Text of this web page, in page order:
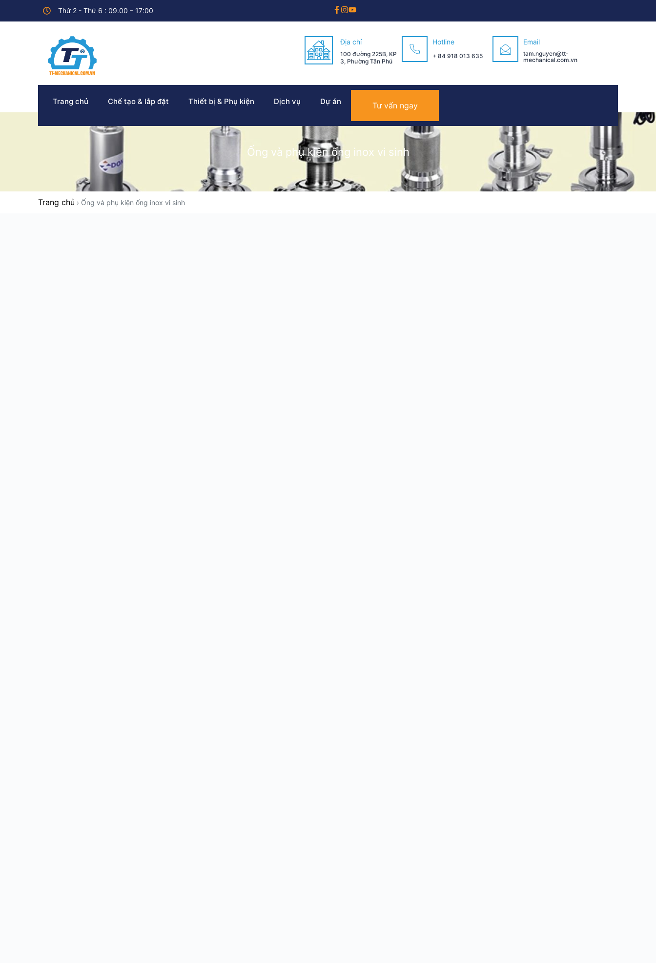
Thứ 2 - Thứ 6 : 09.00 – 17:00
Địa chỉ
100 đường 225B, KP
3, Phường Tân Phú
Hotline
+ 84 918 013 635
Email
tam.nguyen@tt-
mechanical.com.vn
Trang chủ Chế tạo & lắp đặt Thiết bị & Phụ kiện Dịch vụ Dự án Tư vấn ngay
Ống và phụ kiện ống inox vi sinh
Trang chủ › Ống và phụ kiện ống inox vi sinh